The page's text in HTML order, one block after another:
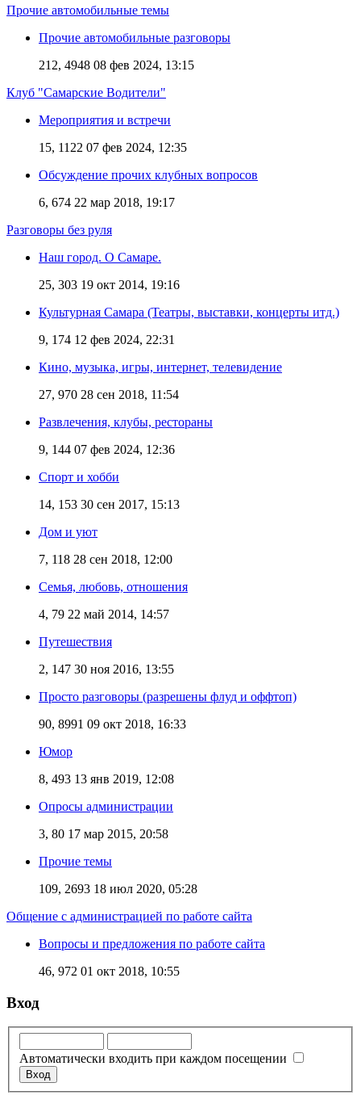
Прочие автомобильные темы
Прочие автомобильные разговоры
212, 4948 08 фев 2024, 13:15
Клуб "Самарские Водители"
Мероприятия и встречи
15, 1122 07 фев 2024, 12:35
Обсуждение прочих клубных вопросов
6, 674 22 мар 2018, 19:17
Разговоры без руля
Наш город. О Самаре.
25, 303 19 окт 2014, 19:16
Культурная Самара (Театры, выставки, концерты итд.)
9, 174 12 фев 2024, 22:31
Кино, музыка, игры, интернет, телевидение
27, 970 28 сен 2018, 11:54
Развлечения, клубы, рестораны
9, 144 07 фев 2024, 12:36
Спорт и хобби
14, 153 30 сен 2017, 15:13
Дом и уют
7, 118 28 сен 2018, 12:00
Семья, любовь, отношения
4, 79 22 май 2014, 14:57
Путешествия
2, 147 30 ноя 2016, 13:55
Просто разговоры (разрешены флуд и оффтоп)
90, 8991 09 окт 2018, 16:33
Юмор
8, 493 13 янв 2019, 12:08
Опросы администрации
3, 80 17 мар 2015, 20:58
Прочие темы
109, 2693 18 июл 2020, 05:28
Общение с администрацией по работе сайта
Вопросы и предложения по работе сайта
46, 972 01 окт 2018, 10:55
Вход
Автоматически входить при каждом посещении